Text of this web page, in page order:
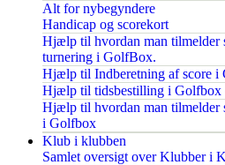
Alt for nybegyndere
Handicap og scorekort
Hjælp til hvordan man tilmelder
turnering i GolfBox.
Hjælp til Indberetning af score i
Hjælp til tidsbestilling i Golfbox
Hjælp til hvordan man tilmelder
i Golfbox
Klub i klubben
Samlet oversigt over Klubber i